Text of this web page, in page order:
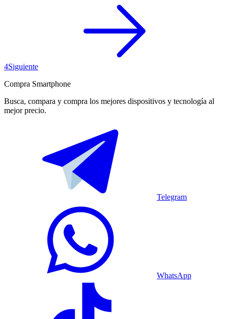
4Siguiente
Compra Smartphone
Busca, compara y compra los mejores dispositivos y tecnología al
mejor precio.
Telegram
WhatsApp